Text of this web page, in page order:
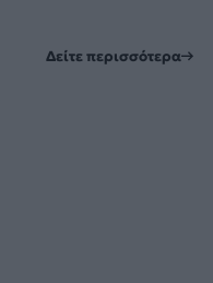
Δείτε περισσότερα